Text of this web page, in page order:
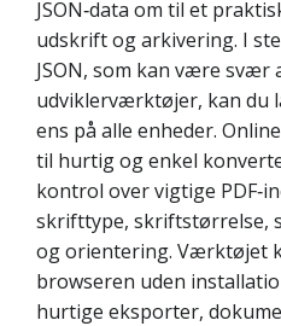
JSON‑data om til et
udskrift og arkivering. I
JSON, som kan være svær
udviklerværktøjer, kan du
ens på alle enheder.
til hurtig og enkel
kontrol over vigtige
skrifttype, skriftstørrelse,
og orientering. Værktøjet
browseren uden
hurtige eksporter,